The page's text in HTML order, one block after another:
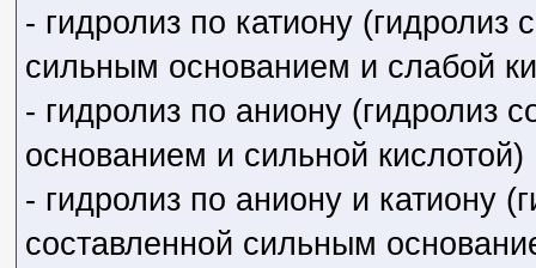
- гидролиз по катиону (гидролиз
сильным основанием и слабой
- гидролиз по аниону (гидролиз
основанием и сильной кислотой)
- гидролиз по аниону и катиону
составленной сильным